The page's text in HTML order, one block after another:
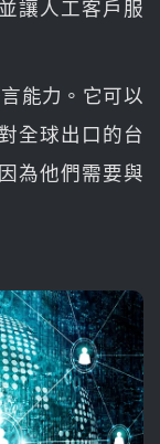
讓人工客戶服
能力。它可以
全球出口的台
為他們需要與